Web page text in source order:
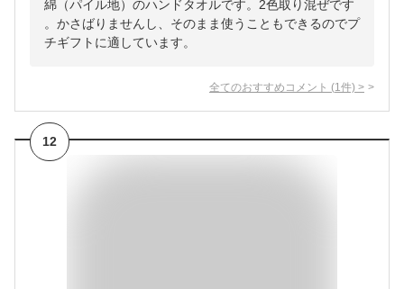
綿（パイル地）のハンドタオルです。2色取り混ぜです
。かさばりませんし、そのまま使うこともできるのでプ
チギフトに適しています。
全てのおすすめコメント (1 件) >
12